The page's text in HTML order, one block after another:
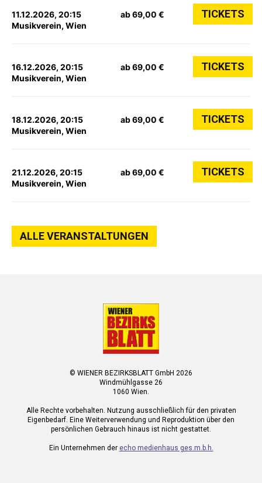
11.12.2026, 20:15
Musikverein, Wien
ab 69,00 € TICKETS
16.12.2026, 20:15
Musikverein, Wien
ab 69,00 € TICKETS
18.12.2026, 20:15
Musikverein, Wien
ab 69,00 € TICKETS
21.12.2026, 20:15
Musikverein, Wien
ab 69,00 € TICKETS
ALLE VERANSTALTUNGEN
© WIENER BEZIRKSBLATT GmbH 2026
Windmühlgasse 26
1060 Wien.
Alle Rechte vorbehalten. Nutzung ausschließlich für den privaten
Eigenbedarf. Eine Weiterverwendung und Reproduktion über den
persönlichen Gebrauch hinaus ist nicht gestattet.
Ein Unternehmen der echo medienhaus ges.m.b.h.